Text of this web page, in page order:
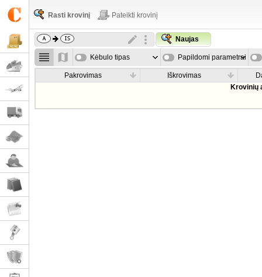
Rasti krovinį Pateikti krovinį
Naujas
Kėbulo tipas Papildomi parametrai
Pakrovimas Iškrovimas
Krovinių